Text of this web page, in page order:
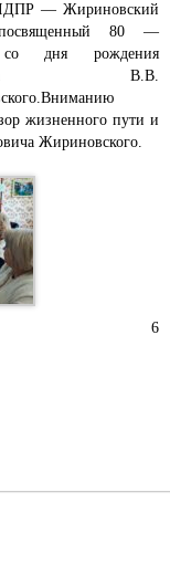
— Жириновский
80 —
дня рождения
В.В.
Вниманию
жизненного пути и
Жириновского.
6